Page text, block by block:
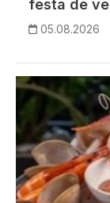
festa de
05.08.2026
Imagem